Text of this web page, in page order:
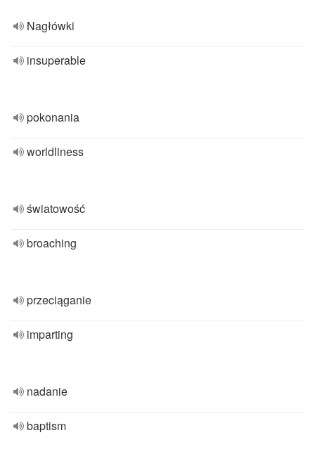
Nagłówki
insuperable
pokonania
worldliness
światowość
broaching
przeciąganie
imparting
nadanie
baptism